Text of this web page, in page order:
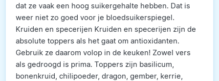
dat ze vaak een hoog suikergehalte hebben. Dat is
weer niet zo goed voor je bloedsuikerspiegel.
Kruiden en specerijen Kruiden en specerijen zijn de
absolute toppers als het gaat om antioxidanten.
Gebruik ze daarom volop in de keuken! Zowel vers
als gedroogd is prima. Toppers zijn basilicum,
bonenkruid, chilipoeder, dragon, gember, kerrie,